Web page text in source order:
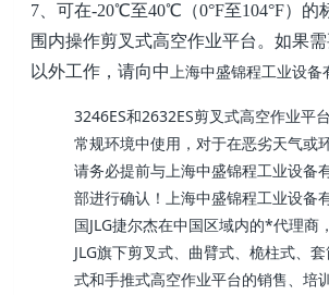
7、 可在-20℃至40℃ （0°F至104°F）的
围 内操作剪叉式高空作业平台。如果
以外工作 ，请向中上海中盛锦程工业设备
3246ES和2632ES剪叉式高空作业平
常规环境中使用，对于在恶劣天气或
请务必提前与上海中盛锦程工业设备
部进行确认！上海中盛锦程工业设备
国JLG捷尔杰在中国区域内的*代理商
JLG旗下剪叉式、曲臂式、桅柱式、
式和手推式高空作业平台的销售、培